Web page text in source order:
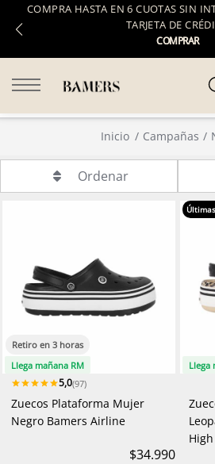
COMPRA HASTA EN 6 CUOTAS SIN
TARJETA DE
COMPRAR
Inicio Campañas
Ordenar
Retiro en 3 horas
Llega mañana RM
5,0(97)
Zuecos Plataforma Mujer
Negro Bamers Airline
$34.990
Llega
High